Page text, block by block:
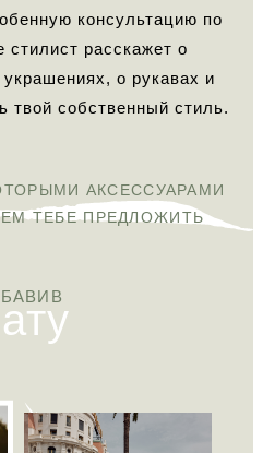
консультацию по
стилист расскажет о
о рукавах и
твой собственный стиль.
АКСЕССУАРАМИ
ТЕБЕ ПРЕДЛОЖИТЬ